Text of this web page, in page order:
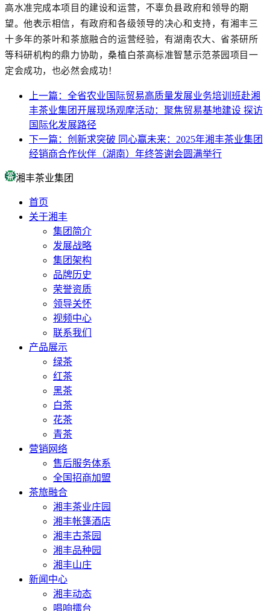
高水准完成本项目的建设和运营，不辜负县政府和领导的期
望。他表示相信，有政府和各级领导的决心和支持，有湘丰三
十多年的茶叶和茶旅融合的运营经验，有湖南农大、省茶研所
等科研机构的鼎力协助，桑植白茶高标准智慧示范茶园项目一
定会成功，也必然会成功！
上一篇：全省农业国际贸易高质量发展业务培训班赴湘
丰茶业集团开展现场观摩活动：聚焦贸易基地建设 探访
国际化发展路径
下一篇：创新求突破 同心赢未来：2025年湘丰茶业集团
经销商合作伙伴（湖南）年终答谢会圆满举行
湘丰茶业集团
首页
关于湘丰
集团简介
发展战略
集团架构
品牌历史
荣誉资质
领导关怀
视频中心
联系我们
产品展示
绿茶
红茶
黑茶
白茶
花茶
青茶
营销网络
售后服务体系
全国招商加盟
茶旅融合
湘丰茶业庄园
湘丰帐篷酒店
湘丰古茶园
湘丰品种园
湘丰山庄
新闻中心
湘丰动态
唱响擂台